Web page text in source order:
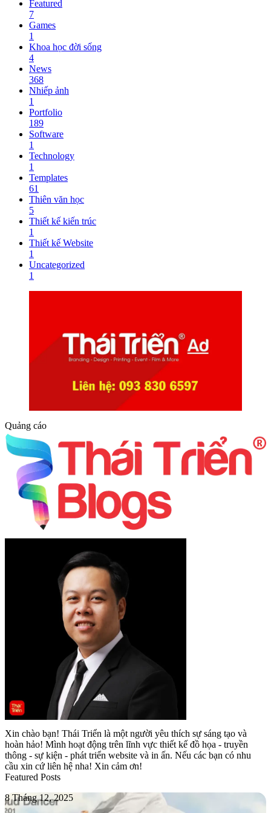
Featured
7
Games
1
Khoa học đời sống
4
News
368
Nhiếp ảnh
1
Portfolio
189
Software
1
Technology
1
Templates
61
Thiên văn học
5
Thiết kế kiến trúc
1
Thiết kế Website
1
Uncategorized
1
Quảng cáo
Xin chào bạn! Thái Triển là một người yêu thích sự sáng tạo và
hoàn hảo! Mình hoạt động trên lĩnh vực thiết kế đồ họa - truyền
thông - sự kiện - phát triển website và in ấn. Nếu các bạn có nhu
cầu xin cứ liên hệ nha! Xin cảm ơn!
Featured Posts
PANTONE
11-
8 Tháng 12, 2025